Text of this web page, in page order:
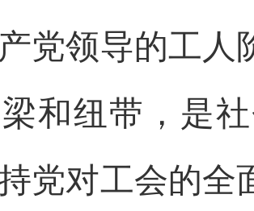
党领导的工人
和纽带，是
党对工会的全